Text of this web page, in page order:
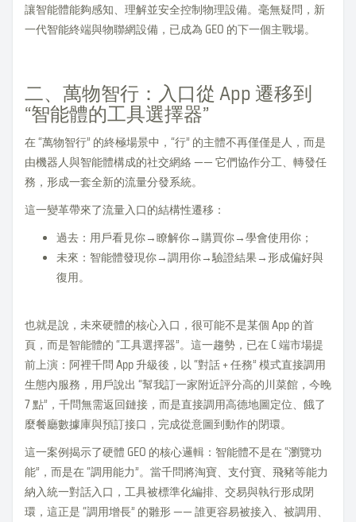
讓智能體能夠感知、理解並安全控制物理設備。毫無疑問，新
一代智能終端與物聯網設備，已成為 GEO 的下一個主戰場。
二、萬物智行：入口從 App 遷移到
“智能體的工具選擇器”
在 “萬物智行” 的終極場景中，“行” 的主體不再僅僅是人，而是
由機器人與智能體構成的社交網絡 —— 它們協作分工、轉發任
務，形成一套全新的流量分發系統。
這一變革帶來了流量入口的結構性遷移：
過去：用戶看見你→瞭解你→購買你→學會使用你；
未來：智能體發現你→調用你→驗證結果→形成偏好與
復用。
也就是說，未來硬體的核心入口，很可能不是某個 App 的首
頁，而是智能體的 “工具選擇器”。這一趨勢，已在 C 端市場提
前上演：阿裡千問 App 升級後，以 “對話 + 任務” 模式直接調用
生態內服務，用戶說出 “幫我訂一家附近評分高的川菜館，今晚
7 點”，千問無需返回鏈接，而是直接調用高德地圖定位、餓了
麼餐廳數據庫與預訂接口，完成從意圖到動作的閉環。
這一案例揭示了硬體 GEO 的核心邏輯：智能體不是在 “瀏覽功
能”，而是在 “調用能力”。當千問將淘寶、支付寶、飛豬等能力
納入統一對話入口，工具被標準化編排、交易與執行形成閉
環，這正是 “調用增長” 的雛形 —— 誰更容易被接入、被調用、